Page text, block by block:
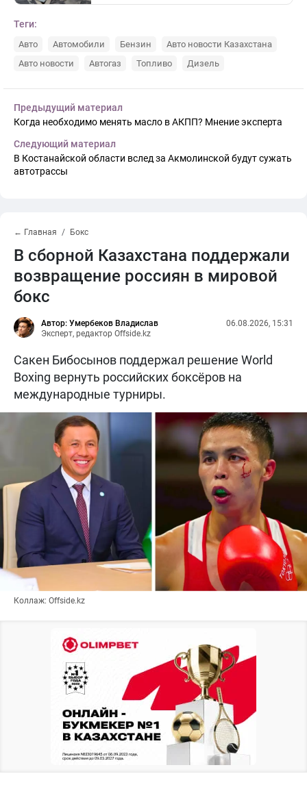
Теги:
Авто Автомобили Бензин
Авто новости Казахстана
Авто новости
Автогаз Топливо Дизель
Предыдущий материал
Когда необходимо менять масло в АКПП? Мнение эксперта
Следующий материал
В Костанайской области вслед за Акмолинской будут сужать
автотрассы
← Главная Бокс
В сборной Казахстана поддержали
возвращение россиян в мировой
бокс
Автор: Умербеков Владислав
Эксперт, редактор Offside.kz
06.08.2026, 15:31
Сакен Бибосынов поддержал решение World
Boxing вернуть российских боксёров на
международные турниры.
Коллаж: Offside.kz